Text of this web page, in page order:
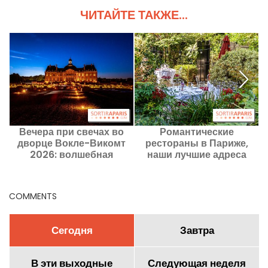
ЧИТАЙТЕ ТАКЖЕ...
Вечера при свечах во
дворце Вокле-Викомт
2026: волшебная
Романтические
рестораны в Париже,
наши лучшие адреса
COMMENTS
Сегодня Завтра
В эти выходные Следующая неделя